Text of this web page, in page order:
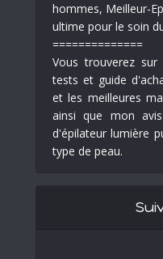
hommes, Meilleur-
ultime pour le soin
==============
Vous trouverez sur
tests et guide
et les meilleures
ainsi que mon
d'épilateur lumière
type de peau.